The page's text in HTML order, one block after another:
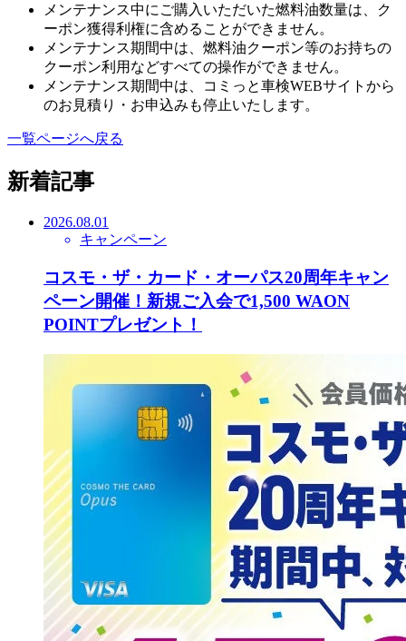
メンテナンス中にご購入いただいた燃料油数量は、ク
ーポン獲得利権に含めることができません。
メンテナンス期間中は、燃料油クーポン等のお持ちの
クーポン利用などすべての操作ができません。
メンテナンス期間中は、コミっと車検WEBサイトから
のお見積り・お申込みも停止いたします。
一覧ページへ戻る
新着記事
2026.08.01
キャンペーン
コスモ・ザ・カード・オーパス20周年キャン
ペーン開催！新規ご入会で1,500 WAON
POINTプレゼント！